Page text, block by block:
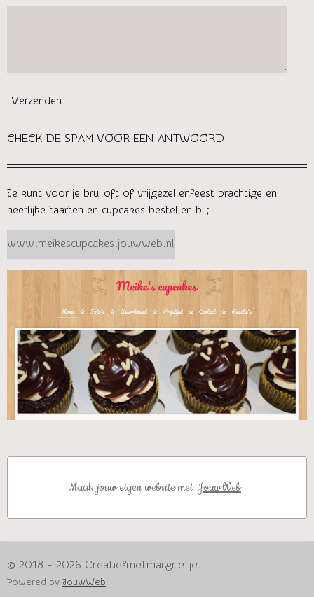
Verzenden
CHECK DE SPAM VOOR EEN ANTWOORD
Je kunt voor je bruiloft of vrijgezellenfeest prachtige en
heerlijke taarten en cupcakes bestellen bij;
www.meikescupcakes.jouwweb.nl
Maak jouw eigen website met JouwWeb
© 2018 - 2026 Creatiefmetmargrietje
Powered by JouwWeb